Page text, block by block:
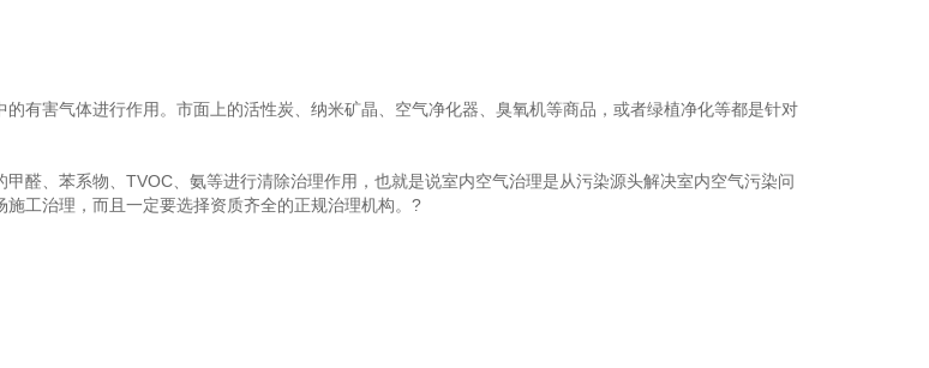
害气体进行作用。市面上的活性炭、纳米矿晶、空气净化器、臭氧机等商品，或者绿植净化等都是针对
、苯系物、TVOC、氨等进行清除治理作用，也就是说室内空气治理是从污染源头解决室内空气污染问
工治理，而且一定要选择资质齐全的正规治理机构。?